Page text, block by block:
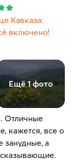
Кавказа:
включено!
Ещё 1 фото
Отличные
кажется, все о
занудные, а